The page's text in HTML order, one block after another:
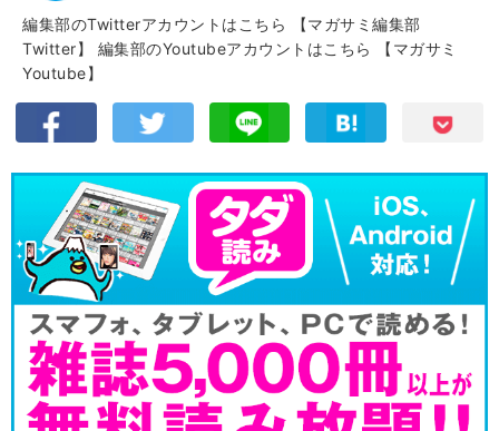
編集部のTwitterアカウントはこちら
【マガサミ編集部
Twitter】
編集部のYoutubeアカウントはこちら
【マガサミ
Youtube】